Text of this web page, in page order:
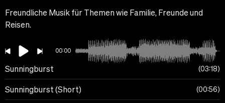
Freundliche Musik für Themen wie Familie, Freunde und
Reisen.
00:00
Sunningburst 03:18
Sunningburst (Short) 00:56